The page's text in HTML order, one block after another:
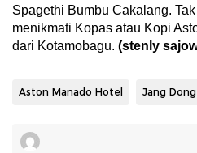
Spagethi Bumbu Cakalang.
menikmati Kopas atau Kopi
dari Kotamobagu. (stenly
Aston Manado Hotel Jang